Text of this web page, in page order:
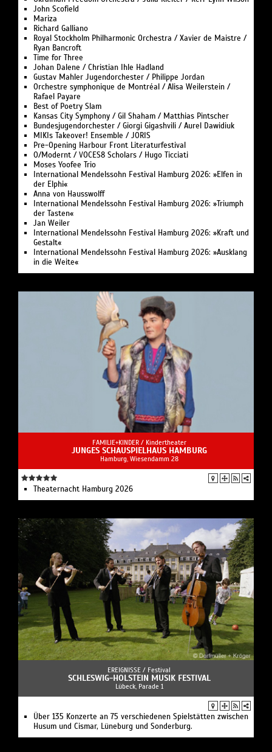
John Scofield
Mariza
Richard Galliano
Royal Stockholm Philharmonic Orchestra / Xavier de Maistre /
Ryan Bancroft
Time for Three
Johan Dalene / Christian Ihle Hadland
Gustav Mahler Jugendorchester / Philippe Jordan
Orchestre symphonique de Montréal / Alisa Weilerstein /
Rafael Payare
Best of Poetry Slam
Kansas City Symphony / Gil Shaham / Matthias Pintscher
Bundesjugendorchester / Giorgi Gigashvili / Aurel Dawidiuk
MIKIs Takeover! Ensemble / JORIS
Pre-Opening Harbour Front Literaturfestival
O/Modernt / VOCES8 Scholars / Hugo Ticciati
Moses Yoofee Trio
International Mendelssohn Festival Hamburg 2026: »Elfen in
der Elphi«
Anna von Hausswolff
International Mendelssohn Festival Hamburg 2026: »Triumph
der Tasten«
Jan Weiler
International Mendelssohn Festival Hamburg 2026: »Kraft und
Gestalt«
International Mendelssohn Festival Hamburg 2026: »Ausklang
in die Weite«
FAMILIE+KINDER / Kindertheater
JUNGES SCHAUSPIELHAUS HAMBURG
Hamburg, Wiesendamm 28
Theaternacht Hamburg 2026
EREIGNISSE / Festival
SCHLESWIG-HOLSTEIN MUSIK FESTIVAL
Lübeck, Parade 1
Über 135 Konzerte an 75 verschiedenen Spielstätten zwischen
Husum und Cismar, Lüneburg und Sonderburg.